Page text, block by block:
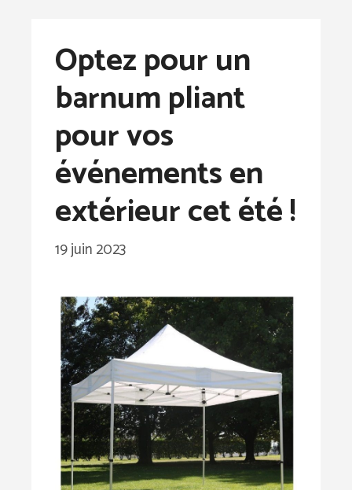
Optez pour un
barnum pliant
pour vos
événements en
extérieur cet été !
19 juin 2023